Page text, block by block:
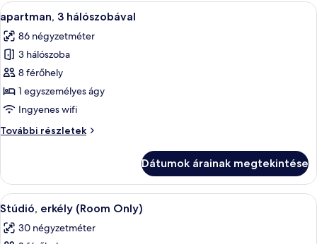
A
következő
szoba
összes
képének
megtekintése:
apartman,
hálószobával
Széf a szobában, hangszigetelés és
7
apartman, 3 hálószobával
86 négyzetméter
3 hálószoba
8 férőhely
1 egyszemélyes ágy
Ingyenes wifi
További részletek
apartman,
részletei
Dátumok árainak megtekintése
A
következő
szoba
Széf a szobában, hangszigetelés és
8
Stúdió, erkély (Room Only)
30 négyzetméter